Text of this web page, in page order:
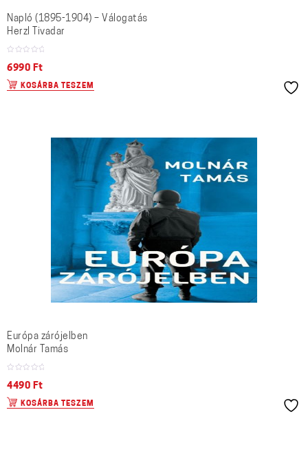
Napló (1895-1904) – Válogatás
Herzl Tivadar
6990 Ft
KOSÁRBA TESZEM
Európa zárójelben
Molnár Tamás
4490 Ft
KOSÁRBA TESZEM